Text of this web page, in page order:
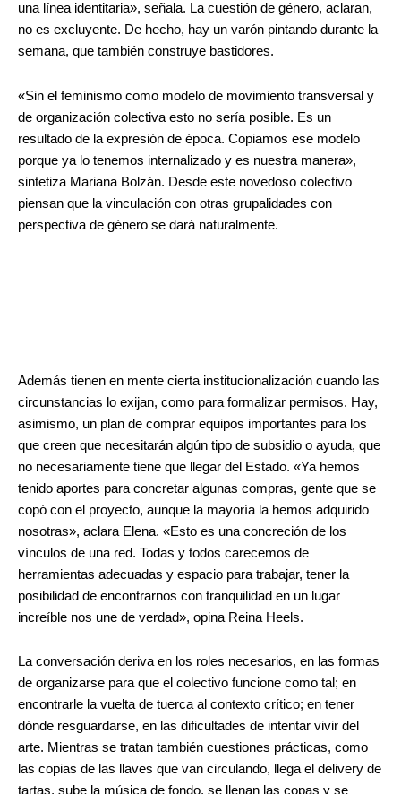
una línea identitaria», señala. La cuestión de género, aclaran,
no es excluyente. De hecho, hay un varón pintando durante la
semana, que también construye bastidores.
«Sin el feminismo como modelo de movimiento transversal y
de organización colectiva esto no sería posible. Es un
resultado de la expresión de época. Copiamos ese modelo
porque ya lo tenemos internalizado y es nuestra manera»,
sintetiza Mariana Bolzán. Desde este novedoso colectivo
piensan que la vinculación con otras grupalidades con
perspectiva de género se dará naturalmente.
Además tienen en mente cierta institucionalización cuando las
circunstancias lo exijan, como para formalizar permisos. Hay,
asimismo, un plan de comprar equipos importantes para los
que creen que necesitarán algún tipo de subsidio o ayuda, que
no necesariamente tiene que llegar del Estado. «Ya hemos
tenido aportes para concretar algunas compras, gente que se
copó con el proyecto, aunque la mayoría la hemos adquirido
nosotras», aclara Elena. «Esto es una concreción de los
vínculos de una red. Todas y todos carecemos de
herramientas adecuadas y espacio para trabajar, tener la
posibilidad de encontrarnos con tranquilidad en un lugar
increíble nos une de verdad», opina Reina Heels.
La conversación deriva en los roles necesarios, en las formas
de organizarse para que el colectivo funcione como tal; en
encontrarle la vuelta de tuerca al contexto crítico; en tener
dónde resguardarse, en las dificultades de intentar vivir del
arte. Mientras se tratan también cuestiones prácticas, como
las copias de las llaves que van circulando, llega el delivery de
tartas, sube la música de fondo, se llenan las copas y se